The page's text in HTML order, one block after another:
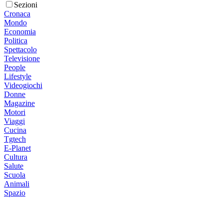
Sezioni
Cronaca
Mondo
Economia
Politica
Spettacolo
Televisione
People
Lifestyle
Videogiochi
Donne
Magazine
Motori
Viaggi
Cucina
Tgtech
E-Planet
Cultura
Salute
Scuola
Animali
Spazio